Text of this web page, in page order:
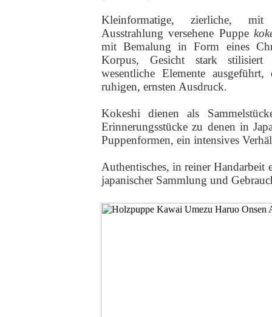
Kleinformatige, zierliche, mit
Ausstrahlung versehene Puppe
mit Bemalung in Form eines
Korpus, Gesicht stark
wesentliche Elemente
ruhigen, ernsten Ausdruck.
Kokeshi dienen als
Erinnerungsstücke zu denen in
Puppenformen, ein intensives
Authentisches, in reiner Handarbeit
japanischer Sammlung und